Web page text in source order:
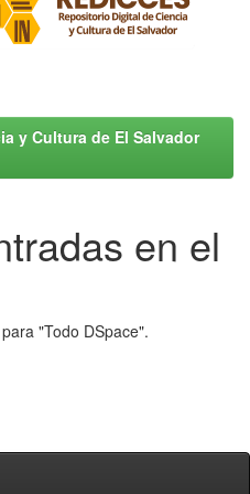
y Cultura de El Salvador
en el
"Todo DSpace".